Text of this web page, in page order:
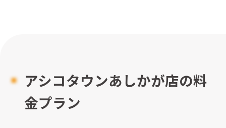
アシコタウンあしかが店の料
金プラン